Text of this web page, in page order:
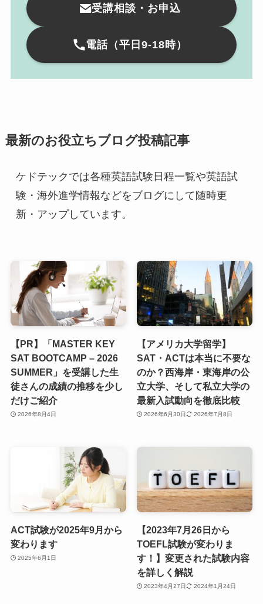
受講相談・お申込
電話（平日9-18時）
最新のお役立ちブログ投稿記事
ケドテックでは各種英語試験日程一覧や英語試
験・海外進学情報などをブログにして随時更
新・アップしています。
【PR】「MASTER KEY
SAT BOOTCAMP – 2026
SUMMER」を受講した生
徒さんの成績の推移を少し
だけご紹介
2026年8月4日
【アメリカ大学留学】
SAT・ACTは本当に不要な
のか？西海岸・東海岸の公
立大学、そして私立大学の
最新入試動向を徹底比較
2026年6月30日 2026年7月8日
ACT試験が2025年9月から
変わります
2025年6月1日
【2023年7月26日から
TOEFL試験が変わりま
す！】変更された試験内容
を詳しく解説
2023年4月27日 2024年1月24日